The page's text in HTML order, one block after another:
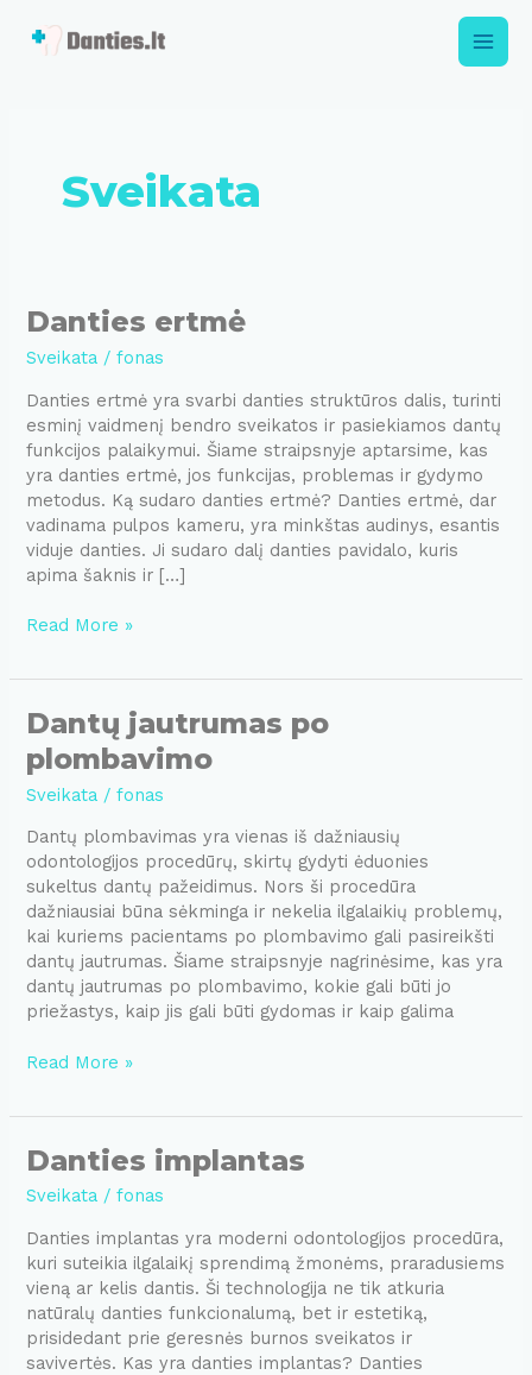
turinio
Main
Sveikata
Danties ertmė
Sveikata /fonas
Danties ertmė yra svarbi danties struktūros dalis, turinti
esminį vaidmenį bendro sveikatos ir pasiekiamos dantų
funkcijos palaikymui. Šiame straipsnyje aptarsime, kas
yra danties ertmė, jos funkcijas, problemas ir gydymo
metodus. Ką sudaro danties ertmė? Danties ertmė, dar
vadinama pulpos kameru, yra minkštas audinys, esantis
viduje danties. Ji sudaro dalį danties pavidalo, kuris
apima šaknis ir […]
Danties
Read More »
Dantų jautrumas po
plombavimo
Sveikata /fonas
Dantų plombavimas yra vienas iš dažniausių
odontologijos procedūrų, skirtų gydyti ėduonies
sukeltus dantų pažeidimus. Nors ši procedūra
dažniausiai būna sėkminga ir nekelia ilgalaikių problemų,
kai kuriems pacientams po plombavimo gali pasireikšti
dantų jautrumas. Šiame straipsnyje nagrinėsime, kas yra
dantų jautrumas po plombavimo, kokie gali būti jo
priežastys, kaip jis gali būti gydomas ir kaip galima
Dantų
po
Read More »
Danties implantas
Sveikata /fonas
Danties implantas yra moderni odontologijos procedūra,
kuri suteikia ilgalaikį sprendimą žmonėms, praradusiems
vieną ar kelis dantis. Ši technologija ne tik atkuria
natūralų danties funkcionalumą, bet ir estetiką,
prisidedant prie geresnės burnos sveikatos ir
savivertės. Kas yra danties implantas? Danties